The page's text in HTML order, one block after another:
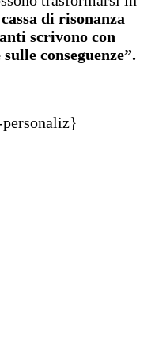
di risonanza
scrivono con
conseguenze”.